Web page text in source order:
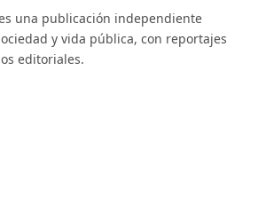
una publicación independiente
y vida pública, con reportajes
editoriales.